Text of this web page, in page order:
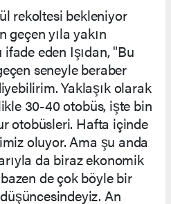
rekoltesi bekleniyor
yıla yakın
eden Işıdan, "Bu
seneyle beraber
Yaklaşık olarak
30-40 otobüs, işte bin
otobüsleri. Hafta içinde
oluyor. Ama şu anda
da biraz ekonomik
de çok böyle bir
An